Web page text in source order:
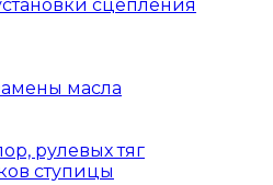
сцепления
масла
рулевых тяг
ступицы